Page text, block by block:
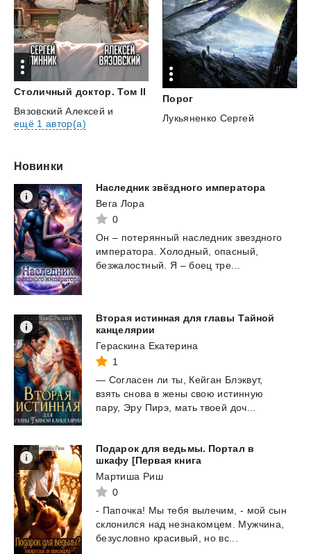
Столичный доктор. Том II
Вязовский Алексей и
ещё 1 автор(а)
Порог
Лукьяненко Сергей
Новинки
Наследник звёздного императора
Вега Лора
0
Он – потерянный наследник звездного
императора.
Холодный,
опасный,
безжалостный.
Я – боец тре...
Вторая истинная для главы Тайной
канцелярии
Гераскина Екатерина
1
— Согласен ли ты, Кейган Блэквут,
взять снова в жены свою истинную
пару, Эру Пирэ, мать твоей доч...
Подарок для ведьмы. Портал в
шкафу [Первая книга
Мартиша Риш
0
- Папочка! Мы тебя вылечим, - мой сын
склонился над незнакомцем. Мужчина,
безусловно красивый, но вс...